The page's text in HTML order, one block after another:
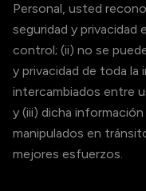
Personal, usted
seguridad y
control; (ii) no se
y privacidad de toda
intercambiados entre
y (iii) dicha
manipulados en
mejores esfuerzos.